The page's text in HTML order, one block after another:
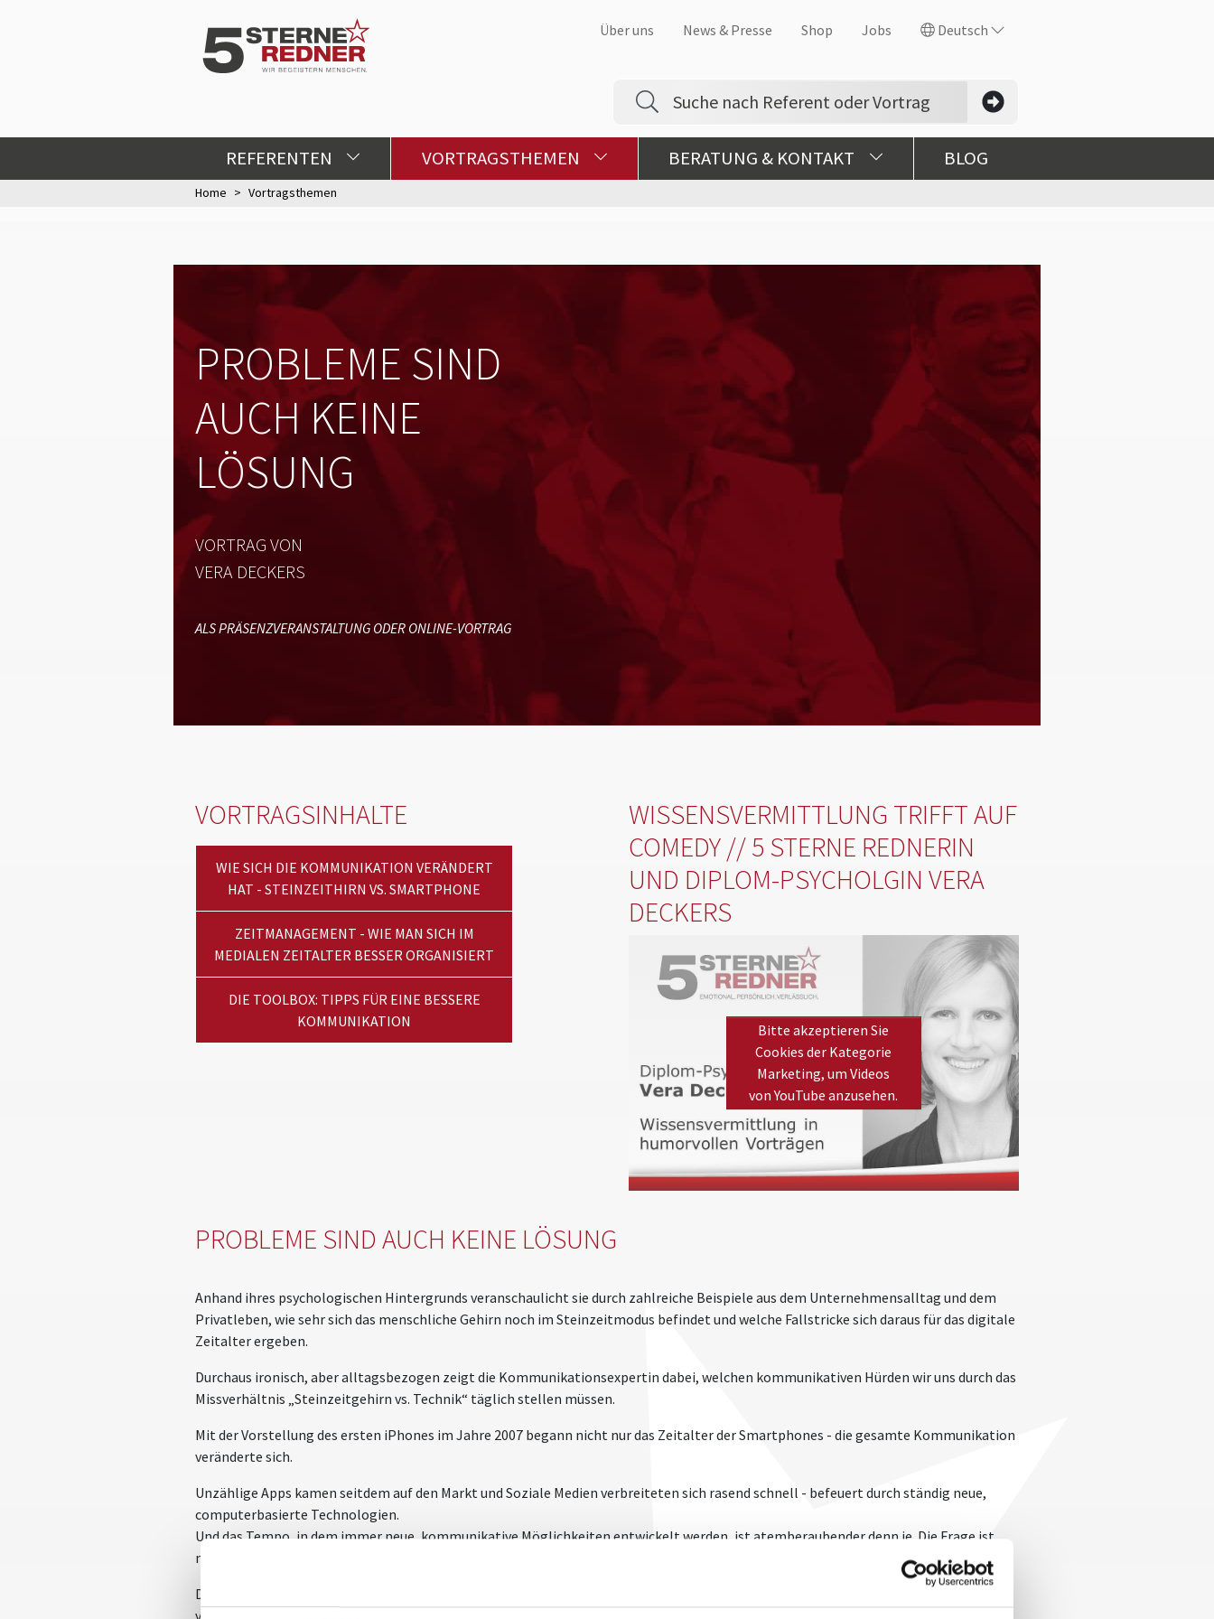
Über uns News & Presse Shop Jobs Deutsch
REFERENTEN VORTRAGSTHEMEN BERATUNG & KONTAKT BLOG
Home Vortragsthemen
PROBLEME SIND
AUCH KEINE
LÖSUNG
VORTRAG VON
VERA DECKERS
ALS PRÄSENZVERANSTALTUNG ODER ONLINE-VORTRAG
VORTRAGSINHALTE
WIE SICH DIE KOMMUNIKATION VERÄNDERT
HAT - STEINZEITHIRN VS. SMARTPHONE
ZEITMANAGEMENT - WIE MAN SICH IM
MEDIALEN ZEITALTER BESSER ORGANISIERT
DIE TOOLBOX: TIPPS FÜR EINE BESSERE
KOMMUNIKATION
WISSENSVERMITTLUNG TRIFFT AUF
COMEDY // 5 STERNE REDNERIN
UND DIPLOM-PSYCHOLGIN VERA
DECKERS
Bitte akzeptieren Sie
Cookies der Kategorie
Marketing, um Videos
von YouTube anzusehen.
accept marketing cookiesto view this YouTube content.
PROBLEME SIND AUCH KEINE LÖSUNG
Anhand ihres psychologischen Hintergrunds veranschaulicht sie durch zahlreiche Beispiele aus dem Unternehmensalltag und dem
Privatleben, wie sehr sich das menschliche Gehirn noch im Steinzeitmodus befindet und welche Fallstricke sich daraus für das digitale
Zeitalter ergeben.
Durchaus ironisch, aber alltagsbezogen zeigt die Kommunikationsexpertin dabei, welchen kommunikativen Hürden wir uns durch das
Missverhältnis „Steinzeitgehirn vs. Technik“ täglich stellen müssen.
Mit der Vorstellung des ersten iPhones im Jahre 2007 begann nicht nur das Zeitalter der Smartphones - die gesamte Kommunikation
veränderte sich.
Unzählige Apps kamen seitdem auf den Markt und Soziale Medien verbreiteten sich rasend schnell - befeuert durch ständig neue,
computerbasierte Technologien.
Und das Tempo, in dem immer neue, kommunikative Möglichkeiten entwickelt werden, ist atemberaubender denn je. Die Frage ist
nur: wie halten wir damit Schritt, ohne in der Informationsflut zu ertrinken?
Diplom-Psychologin und 5 Sterne Rednerin veranschaulicht an Beispielen aus dem Businessalltag, wie unser Gehirn durch die
veränderten Kommunikationsmöglichkeiten und -anforderungen in Stress versetzt wird: ständige Erreichbarkeit und Präsenz auf